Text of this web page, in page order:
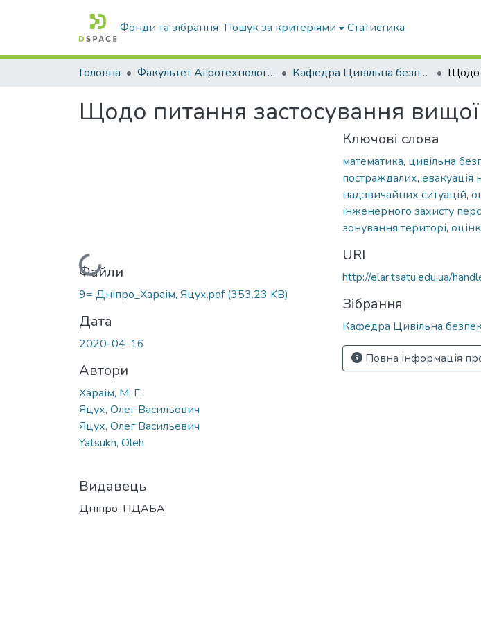
Фонди та зібрання Пошук за критеріями Статистика
Головна Факультет Агротехнологій та екології Кафедра Цивільна безпека
Щодо питання застосування вищої
Вантажиться...
Файли
9= Дніпро_Хараім, Яцух.pdf(353.23 KB)
Дата
2020-04-16
Автори
Хараім, М. Г.
Яцух, Олег Васильович
Яцух, Олег Васильевич
Yatsukh, Oleh
Видавець
Дніпро: ПДАБА
Ключові слова
математика, цивільна
постраждалих, евакуація
надзвичайних ситуацій,
інженерного захисту
зонування територі,
URI
http://elar.tsatu.edu.ua/
Зібрання
Кафедра Цивільна
Повна інформація